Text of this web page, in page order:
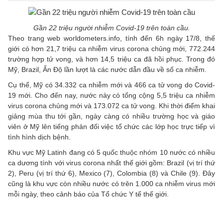
Gần 22 triệu người nhiễm Covid-19 trên toàn cầu.
Theo trang web worldometers.info, tính đến 6h ngày 17/8, thế
giới có hơn 21,7 triệu ca nhiễm virus corona chủng mới, 772.244
trường hợp tử vong, và hơn 14,5 triệu ca đã hồi phục. Trong đó
Mỹ, Brazil, Ấn Độ lần lượt là các nước dẫn đầu về số ca nhiễm.
Cụ thể, Mỹ có 34.332 ca nhiễm mới và 466 ca tử vong do Covid-
19 mới. Cho đến nay, nước này có tổng cộng 5,5 triệu ca nhiễm
virus corona chủng mới và 173.072 ca tử vong. Khi thời điểm khai
giảng mùa thu tới gần, ngày càng có nhiều trường học và giáo
viên ở Mỹ lên tiếng phản đối việc tổ chức các lớp học trực tiếp vì
tình hình dịch bệnh.
Khu vực Mỹ Latinh đang có 5 quốc thuộc nhóm 10 nước có nhiều
ca dương tính với virus corona nhất thế giới gồm: Brazil (vị trí thứ
2), Peru (vị trí thứ 6), Mexico (7), Colombia (8) và Chile (9). Đây
cũng là khu vực còn nhiều nước có trên 1.000 ca nhiễm virus mới
mỗi ngày, theo cảnh báo của Tổ chức Y tế thế giới.